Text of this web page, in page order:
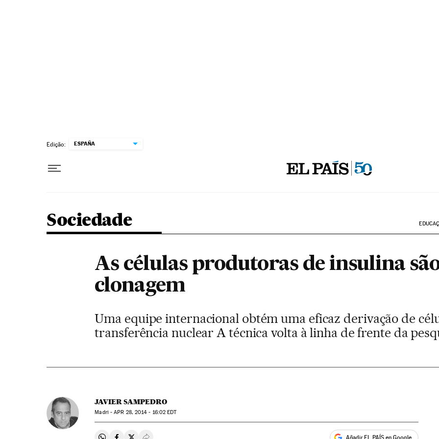
Edição: ESPAÑA
Sociedade
As células produtoras de insulina
clonagem
Uma equipe internacional obtém uma eficaz derivação de
transferência nuclear A técnica volta à linha de frente da
JAVIER SAMPEDRO
Madri -APR 28, 2014 - 16:02 EDT
Añadir EL PAÍS en Google